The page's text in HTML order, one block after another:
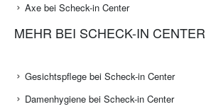
Axe bei Scheck-in Center
MEHR BEI SCHECK-IN CENTER
Gesichtspflege bei Scheck-in Center
Damenhygiene bei Scheck-in Center